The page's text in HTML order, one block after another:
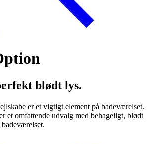
blødt lys.
er et vigtigt element på badeværelset.
et omfattende udvalg med behageligt, blødt